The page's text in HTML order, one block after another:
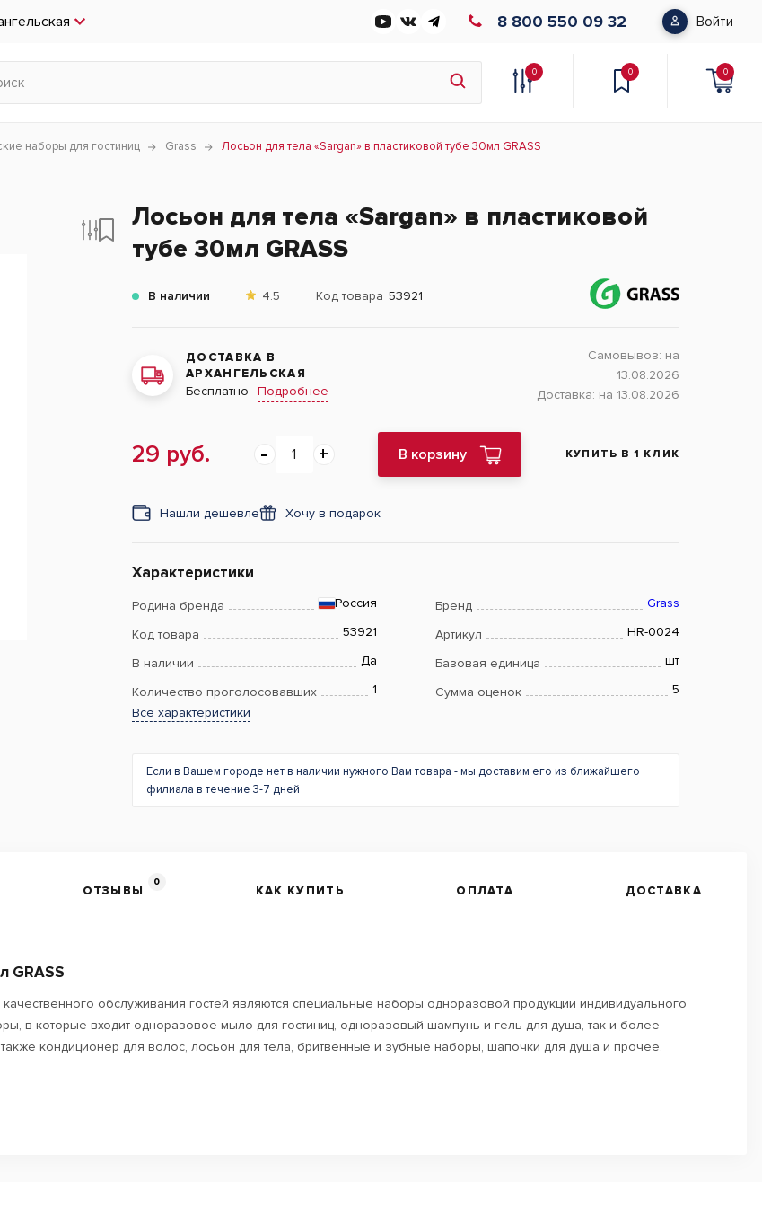
8 800 550 09 32 Войти
0 0 0
наборы для гостиниц Grass Лосьон для тела «Sargan» в пластиковой тубе 30мл GRASS
Лосьон для тела «Sargan» в пластиковой
тубе 30мл GRASS
В наличии 4.5 Код товара 53921
ДОСТАВКА В
АРХАНГЕЛЬСКАЯ
Бесплатно Подробнее
Самовывоз: на
13.08.2026
Доставка: на 13.08.2026
29 руб. В корзину КУПИТЬ В 1 КЛИК
Нашли дешевле Хочу в подарок
Характеристики
Родина бренда Россия Бренд Grass
Код товара 53921 Артикул HR-0024
В наличии Да Базовая единица шт
Количество проголосовавших 1 Сумма оценок
5
Все характеристики
Если в Вашем городе нет в наличии нужного Вам товара - мы доставим его из ближайшего
филиала в течение 3-7 дней
ОТЗЫВЫ
0
КАК КУПИТЬ ОПЛАТА ДОСТАВКА
GRASS
обслуживания гостей являются специальные наборы одноразовой продукции индивидуального
в которые входит одноразовое мыло для гостиниц, одноразовый шампунь и гель для душа, так и более
кондиционер для волос, лосьон для тела, бритвенные и зубные наборы, шапочки для душа и прочее.